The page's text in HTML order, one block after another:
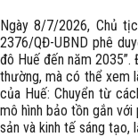
Ngày 8/7/2026, Chủ
2376/QĐ-UBND phê
đô Huế đến năm
thường, mà có thể xem
của Huế: Chuyển từ
mô hình bảo tồn gắn
sản và kinh tế sáng tạo,